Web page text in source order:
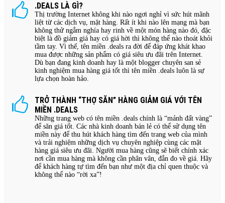
.DEALS LÀ GÌ?
Thị trường Internet không khi nào ngơi nghỉ vì sức hút mãnh
liệt từ các dịch vụ, mặt hàng. Rất ít khi nào lên mạng mà bạn
không thử ngắm nghía hay rinh về một món hàng nào đó, đặc
biệt là đồ giảm giá hay có giá hời thì không thể nào thoát khỏi
tầm tay. Vì thế, tên miền .deals ra đời để đáp ứng khát khao
mua được những sản phẩm có giá siêu ưu đãi trên Internet.
Dù bạn đang kinh doanh hay là một blogger chuyên san sẻ
kinh nghiệm mua hàng giá tốt thì tên miền .deals luôn là sự
lựa chọn hoàn hảo.
TRỞ THÀNH “THỢ SĂN” HÀNG GIẢM GIÁ VỚI TÊN
MIỀN .DEALS
Những trang web có tên miền .deals chính là “mảnh đất vàng”
để săn giá tốt. Các nhà kinh doanh bán lẻ có thể sử dụng tên
miền này để thu hút khách hàng tìm đến trang web của mình
và trải nghiệm những dịch vụ chuyên nghiệp cùng các mặt
hàng giá siêu ưu đãi. Người mua hàng cũng sẽ biết chính xác
nơi cần mua hàng mà không cần phân vân, đắn đo về giá. Hãy
để khách hàng tự tìm đến bạn như một địa chỉ quen thuộc và
không thể nào “rời xa”!